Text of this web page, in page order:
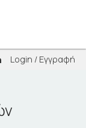
Login / Εγγραφή